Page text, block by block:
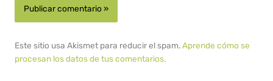
Este sitio usa Akismet para reducir el spam.Aprende cómo se
procesan los datos de tus comentarios.